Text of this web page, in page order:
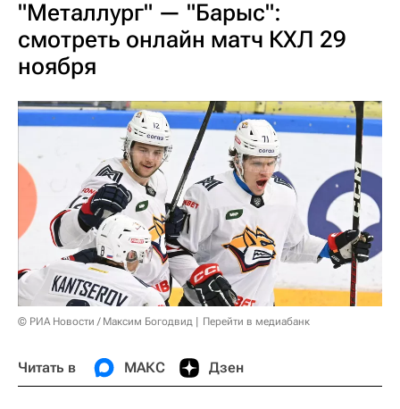
"Металлург" — "Барыс":
смотреть онлайн матч КХЛ 29
ноября
© РИА Новости / Максим Богодвид Перейти в медиабанк
Читать в МАКС Дзен